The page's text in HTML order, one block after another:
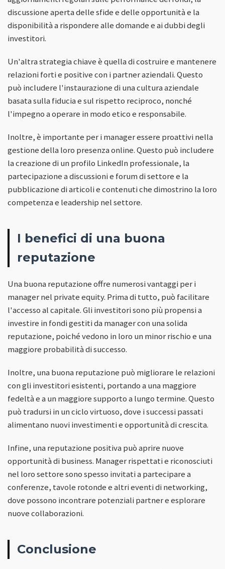
discussione aperta delle sfide e delle opportunità e la
disponibilità a rispondere alle domande e ai dubbi degli
investitori.
Un'altra strategia chiave è quella di costruire e mantenere
relazioni forti e positive con i partner aziendali. Questo
può includere l'instaurazione di una cultura aziendale
basata sulla fiducia e sul rispetto reciproco, nonché
l'impegno a operare in modo etico e responsabile.
Inoltre, è importante per i manager essere proattivi nella
gestione della loro presenza online. Questo può includere
la creazione di un profilo LinkedIn professionale, la
partecipazione a discussioni e forum di settore e la
pubblicazione di articoli e contenuti che dimostrino la loro
competenza e leadership nel settore.
I benefici di una buona
reputazione
Una buona reputazione offre numerosi vantaggi per i
manager nel private equity. Prima di tutto, può facilitare
l'accesso al capitale. Gli investitori sono più propensi a
investire in fondi gestiti da manager con una solida
reputazione, poiché vedono in loro un minor rischio e una
maggiore probabilità di successo.
Inoltre, una buona reputazione può migliorare le relazioni
con gli investitori esistenti, portando a una maggiore
fedeltà e a un maggiore supporto a lungo termine. Questo
può tradursi in un ciclo virtuoso, dove i successi passati
alimentano nuovi investimenti e opportunità di crescita.
Infine, una reputazione positiva può aprire nuove
opportunità di business. Manager rispettati e riconosciuti
nel loro settore sono spesso invitati a partecipare a
conferenze, tavole rotonde e altri eventi di networking,
dove possono incontrare potenziali partner e esplorare
nuove collaborazioni.
Conclusione